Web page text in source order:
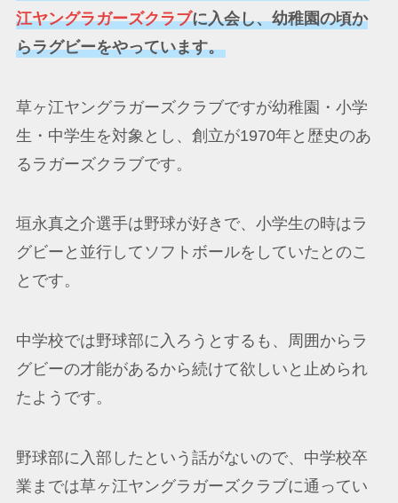
江ヤングラガーズクラブに入会し、幼稚園の頃か
らラグビーをやっています。
草ヶ江ヤングラガーズクラブですが幼稚園・小学
生・中学生を対象とし、創立が1970年と歴史のあ
るラガーズクラブです。
垣永真之介選手は野球が好きで、小学生の時はラ
グビーと並行してソフトボールをしていたとのこ
とです。
中学校では野球部に入ろうとするも、周囲からラ
グビーの才能があるから続けて欲しいと止められ
たようです。
野球部に入部したという話がないので、中学校卒
業までは草ヶ江ヤングラガーズクラブに通ってい